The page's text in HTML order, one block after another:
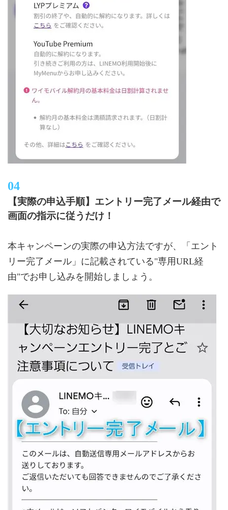
【実際の申込手順】エントリー完了メール経由で
画面の指示に従うだけ！
本キャンペーンの実際の申込方法ですが、「エント
リー完了メール」に記載されている"専用URL経
由"でお申し込みを開始しましょう。